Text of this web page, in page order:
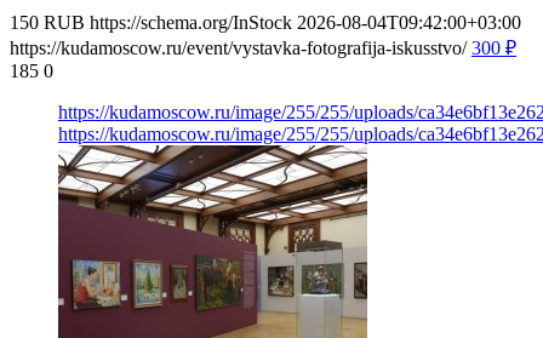
150 RUB https://schema.org/InStock 2026-08-04T09:42:00+03:00
https://kudamoscow.ru/event/vystavka-fotografija-iskusstvo/ 300 ₽
185 0
https://kudamoscow.ru/image/255/255/uploads/
https://kudamoscow.ru/image/255/255/uploads/